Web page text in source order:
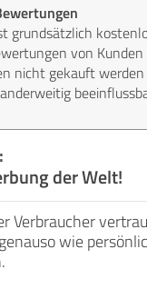
grundsätzlich
von
nicht gekauft
der Welt!
Verbraucher
wie